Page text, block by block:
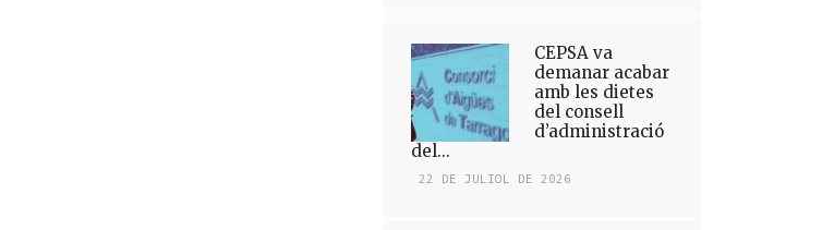
CEPSA va
demanar acabar
amb les dietes
del consell
d’administració
del...
22 DE JULIOL DE 2026